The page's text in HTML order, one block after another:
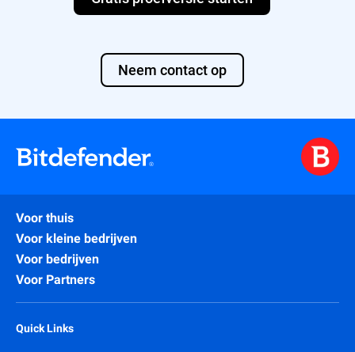
Neem contact op
Voor thuis
Voor kleine bedrijven
Voor bedrijven
Voor Partners
Quick Links